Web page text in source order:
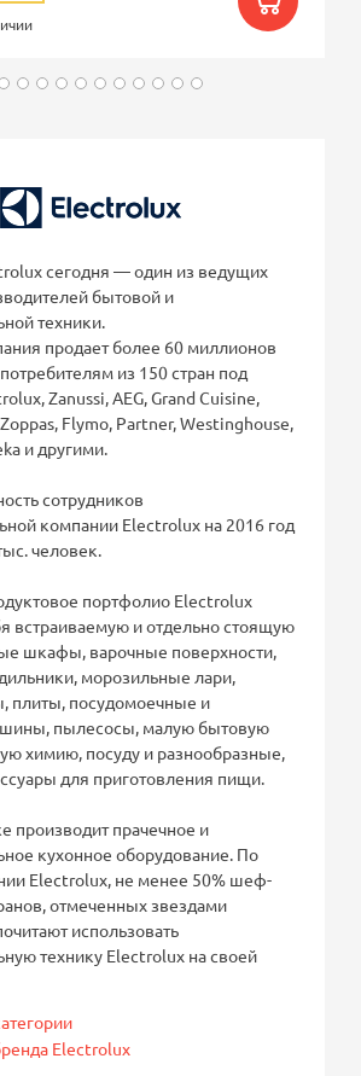
сегодня — один из ведущих
бытовой и
техники.
продает более 60 миллионов
из 150 стран под
Zanussi, AEG, Grand Cuisine,
Flymo, Partner, Westinghouse,
и другими.
сотрудников
компании Electrolux на 2016 год
человек.
портфолио Electrolux
встраиваемую и отдельно стоящую
шкафы, варочные поверхности,
морозильные лари,
посудомоечные и
пылесосы, малую бытовую
химию, посуду и разнообразные,
для приготовления пищи.
производит прачечное и
кухонное оборудование. По
Electrolux, не менее 50% шеф-
отмеченных звездами
использовать
технику Electrolux на своей
Electrolux